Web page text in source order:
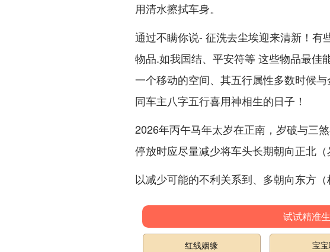
用清水擦拭车身。
通过不瞒你说- 征洗去尘埃迎来清新！有
物品.如我国结、平安符等 这些物品最佳
一个移动的空间、其五行属性多数时候
同车主八字五行喜用神相生的日子！
2026年丙午马年太岁在正南，岁破与三
停放时应尽量减少将车头长期朝向正北（
以减少可能的不利关系到、多朝向东方
试试精准
红线姻缘 宝